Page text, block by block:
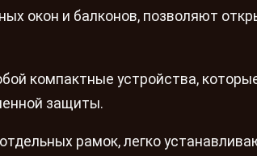
окон и балконов, позволяют
компактные устройства,
защиты.
рамок, легко